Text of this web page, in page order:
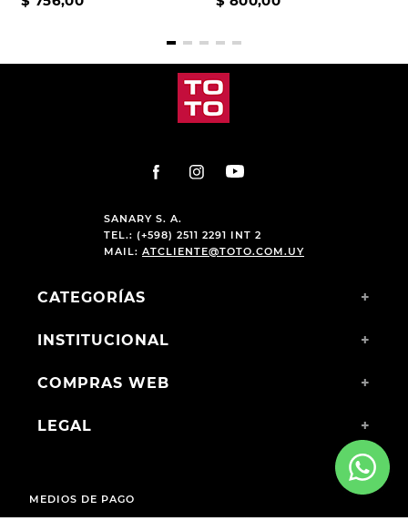
SANARY S. A.
TEL.: (+598) 2511 2291 INT 2
MAIL: ATCLIENTE@TOTO.COM.UY
CATEGORÍAS +
INSTITUCIONAL +
COMPRAS WEB +
LEGAL +
MEDIOS DE PAGO